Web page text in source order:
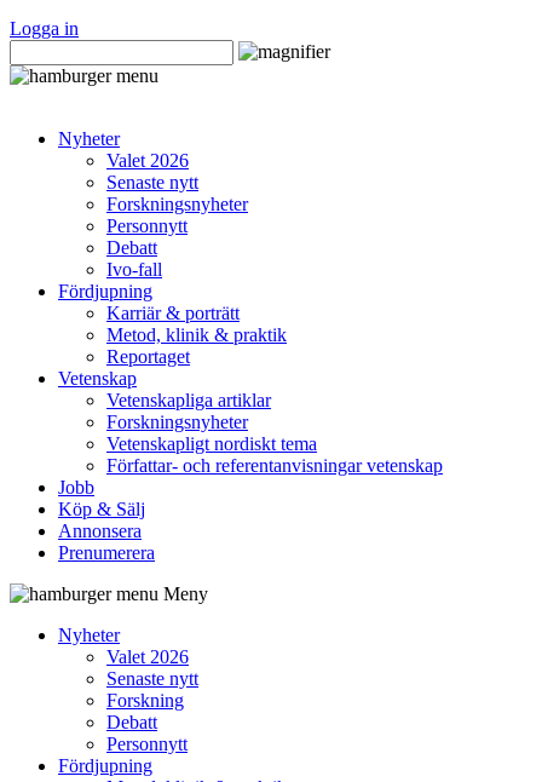
Logga in
Nyheter
Valet 2026
Senaste nytt
Forskningsnyheter
Personnytt
Debatt
Ivo-fall
Fördjupning
Karriär & porträtt
Metod, klinik & praktik
Reportaget
Vetenskap
Vetenskapliga artiklar
Forskningsnyheter
Vetenskapligt nordiskt tema
Författar- och referentanvisningar vetenskap
Jobb
Köp & Sälj
Annonsera
Prenumerera
Meny
Nyheter
Valet 2026
Senaste nytt
Forskning
Debatt
Personnytt
Fördjupning